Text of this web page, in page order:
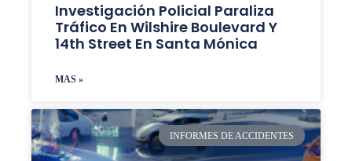
Investigación Policial Paraliza
Tráfico En Wilshire Boulevard Y
14th Street En Santa Mónica
MAS »
INFORMES DE ACCIDENTES